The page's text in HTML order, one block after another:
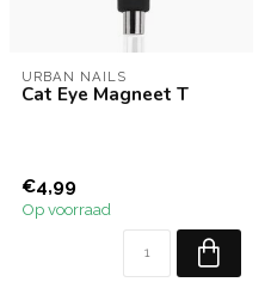
URBAN NAILS
Cat Eye Magneet T
€4,99
Op voorraad